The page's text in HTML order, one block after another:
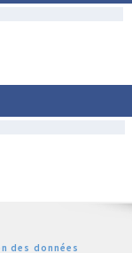
des données